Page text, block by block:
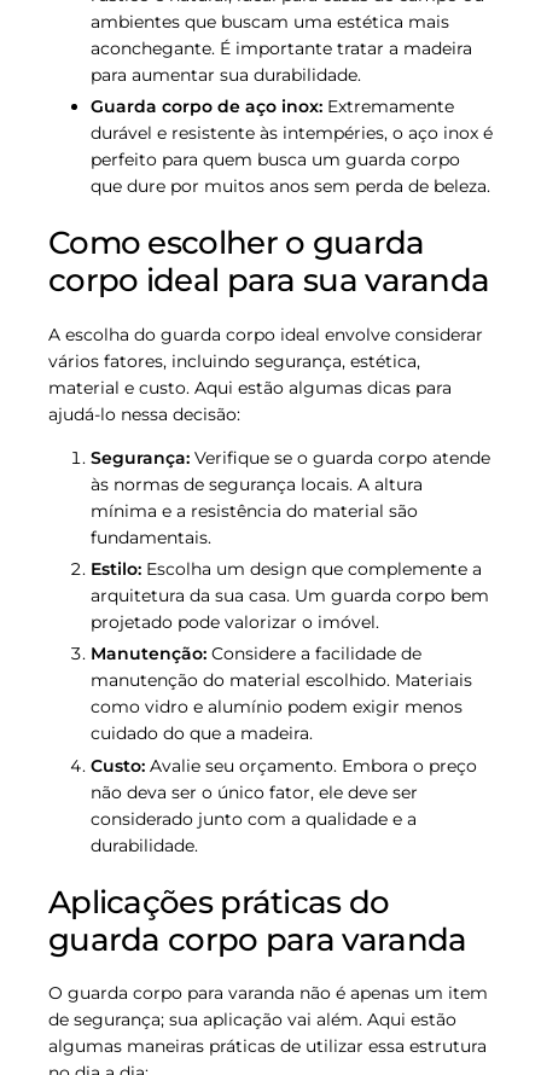
ambientes que buscam uma estética mais
aconchegante. É importante tratar a madeira
para aumentar sua durabilidade.
Guarda corpo de aço inox: Extremamente
durável e resistente às intempéries, o aço inox é
perfeito para quem busca um guarda corpo
que dure por muitos anos sem perda de beleza.
Como escolher o guarda
corpo ideal para sua varanda
A escolha do guarda corpo ideal envolve considerar
vários fatores, incluindo segurança, estética,
material e custo. Aqui estão algumas dicas para
ajudá-lo nessa decisão:
Segurança: Verifique se o guarda corpo atende
às normas de segurança locais. A altura
mínima e a resistência do material são
fundamentais.
Estilo: Escolha um design que complemente a
arquitetura da sua casa. Um guarda corpo bem
projetado pode valorizar o imóvel.
Manutenção: Considere a facilidade de
manutenção do material escolhido. Materiais
como vidro e alumínio podem exigir menos
cuidado do que a madeira.
Custo: Avalie seu orçamento. Embora o preço
não deva ser o único fator, ele deve ser
considerado junto com a qualidade e a
durabilidade.
Aplicações práticas do
guarda corpo para varanda
O guarda corpo para varanda não é apenas um item
de segurança; sua aplicação vai além. Aqui estão
algumas maneiras práticas de utilizar essa estrutura